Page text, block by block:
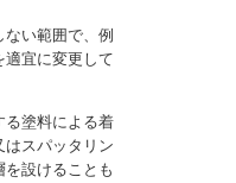
い範囲で、例
適宜に変更して
る塗料による着
はスパッタリン
設けることも